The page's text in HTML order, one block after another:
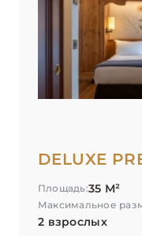
DELUXE
Площадь:35 М²
Максимальное
2 взрослых